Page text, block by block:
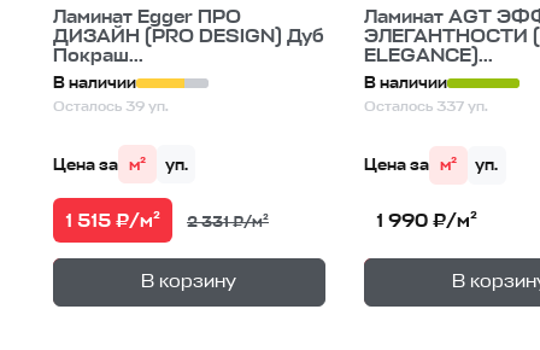
Ламинат Egger ПРО
ДИЗАЙН (PRO DESIGN) Дуб
Покраш...
В наличии
Осталось 39 уп.
Цена за м² уп.
1 515 ₽/м² 2 331 ₽/м²
В корзину
В корзине —
Ламинат AGT
ЭЛЕГАНТНОСТИ
ELEGANCE)...
В наличии
Осталось 337 уп.
Цена за м² уп.
1 990 ₽/м²
В
В корзине —